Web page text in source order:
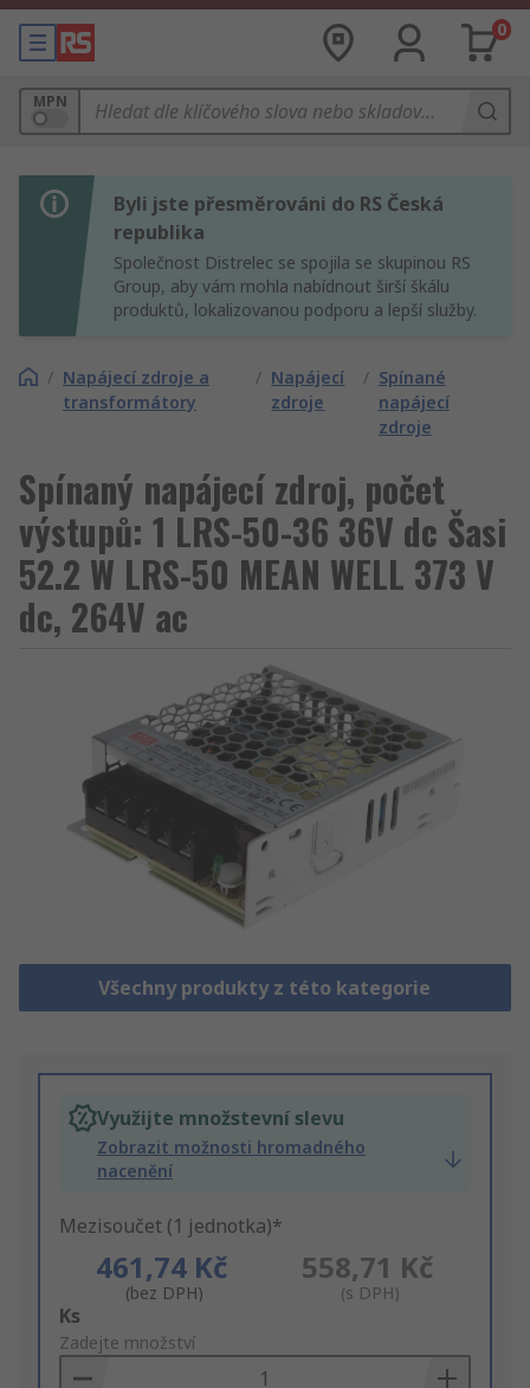
0
MPN
Byli jste přesměrováni do RS Česká
republika
Společnost Distrelec se spojila se skupinou RS
Group, aby vám mohla nabídnout širší škálu
produktů, lokalizovanou podporu a lepší služby.
/ Napájecí zdroje a
transformátory
/ Napájecí
zdroje
/ Spínané
napájecí
zdroje
Spínaný napájecí zdroj, počet
výstupů: 1 LRS-50-36 36V dc Šasi
52.2 W LRS-50 MEAN WELL 373 V
dc, 264V ac
Všechny produkty z této kategorie
Využijte množstevní slevu
Zobrazit možnosti hromadného
nacenění
Mezisoučet (1 jednotka)*
461,74 Kč
(bez DPH)
558,71 Kč
(s DPH)
Add
to
Basket
Ks
Zadejte množství